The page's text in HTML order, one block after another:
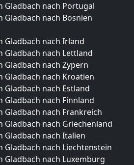
Gladbach nach Portugal
Gladbach nach Bosnien
Gladbach nach Irland
Gladbach nach Lettland
Gladbach nach Zypern
Gladbach nach Kroatien
Gladbach nach Estland
Gladbach nach Finnland
Gladbach nach Frankreich
Gladbach nach Griechenland
Gladbach nach Italien
Gladbach nach Liechtenstein
Gladbach nach Luxemburg